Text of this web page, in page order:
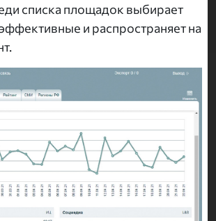
списка площадок выбирает
и распространяет на